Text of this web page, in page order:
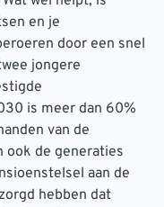
en je
door een snel
jongere
is meer dan 60%
van de
ook de generaties
aan de
hebben dat